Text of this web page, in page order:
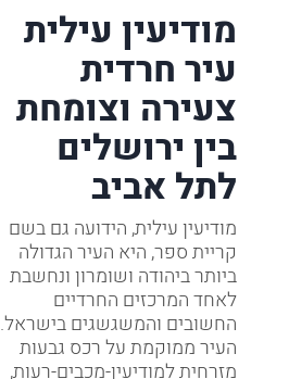
מודיעין עילית
עיר חרדית
צעירה וצומחת
בין ירושלים
לתל אביב
מודיעין עילית, הידועה גם בשם
קריית ספר, היא העיר הגדולה
ביותר ביהודה ושומרון ונחשבת
לאחד המרכזים החרדיים
החשובים והמשגשגים בישראל.
העיר ממוקמת על רכס גבעות